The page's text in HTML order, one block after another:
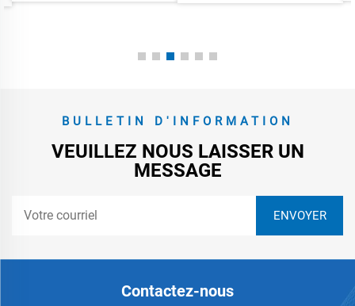
BULLETIN D'INFORMATION
VEUILLEZ NOUS LAISSER UN
MESSAGE
Contactez-nous